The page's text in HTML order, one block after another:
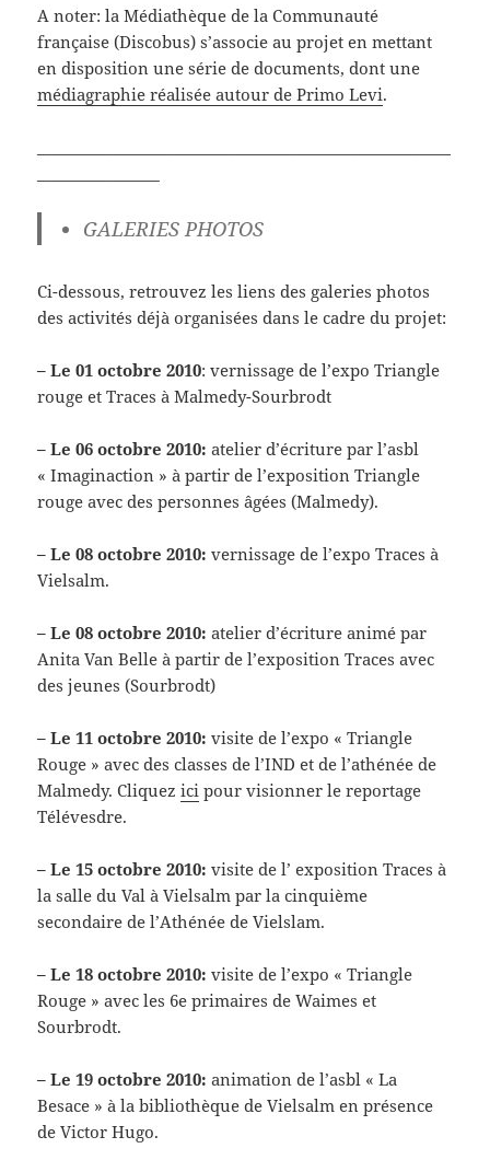
A noter: la Médiathèque de la Communauté
française (Discobus) s’associe au projet en mettant
en disposition une série de documents, dont une
médiagraphie réalisée autour de Primo Levi.
GALERIES PHOTOS
Ci-dessous, retrouvez les liens des galeries photos
des activités déjà organisées dans le cadre du projet:
– Le 01 octobre 2010: vernissage de l’expo Triangle
rouge et Traces à Malmedy-Sourbrodt
– Le 06 octobre 2010:atelier d’écriture par l’asbl
« Imaginaction » à partir de l’exposition Triangle
rouge avec des personnes âgées (Malmedy).
– Le 08 octobre 2010: vernissage de l’expo Traces à
Vielsalm.
– Le 08 octobre 2010:atelier d’écriture animé par
Anita Van Belle à partir de l’exposition Traces avec
des jeunes (Sourbrodt)
– Le 11 octobre 2010: visite de l’expo « Triangle
Rouge » avec des classes de l’IND et de l’athénée de
Malmedy. Cliquezici pour visionner le reportage
Télévesdre.
– Le 15 octobre 2010: visite de l’ exposition Traces à
la salle du Val à Vielsalm par la cinquième
secondaire de l’Athénée de Vielslam.
– Le 18 octobre 2010: visite de l’expo « Triangle
Rouge » avec les 6e primaires de Waimes et
Sourbrodt.
– Le 19 octobre 2010:animation de l’asbl « La
Besace » à la bibliothèque de Vielsalm en présence
de Victor Hugo.